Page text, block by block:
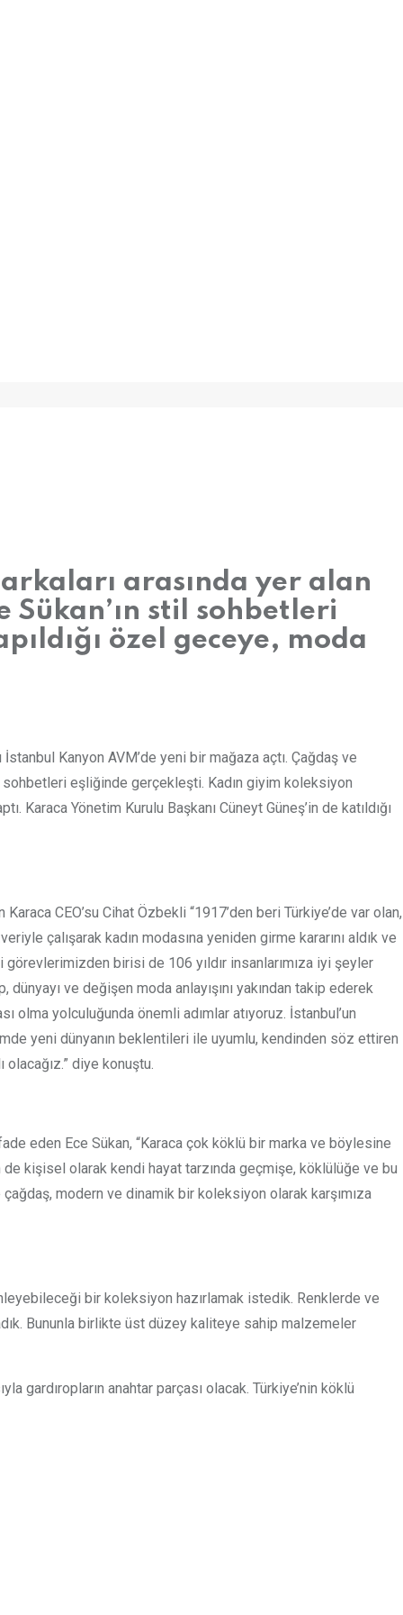
arasında yer alan
Sükan’ın stil sohbetleri
özel geceye, moda
Kanyon AVM’de yeni bir mağaza açtı. Çağdaş ve
sohbetleri eşliğinde gerçekleşti. Kadın giyim koleksiyon
Karaca Yönetim Kurulu Başkanı Cüneyt Güneş’in de katıldığı
CEO’su Cihat Özbekli “1917’den beri Türkiye’de var olan,
çalışarak kadın modasına yeniden girme kararını aldık ve
görevlerimizden birisi de 106 yıldır insanlarımıza iyi şeyler
ve değişen moda anlayışını yakından takip ederek
olma yolculuğunda önemli adımlar atıyoruz. İstanbul’un
yeni dünyanın beklentileri ile uyumlu, kendinden söz ettiren
diye konuştu.
eden Ece Sükan, “Karaca çok köklü bir marka ve böylesine
kişisel olarak kendi hayat tarzında geçmişe, köklülüğe ve bu
modern ve dinamik bir koleksiyon olarak karşımıza
bir koleksiyon hazırlamak istedik. Renklerde ve
Bununla birlikte üst düzey kaliteye sahip malzemeler
gardıropların anahtar parçası olacak. Türkiye’nin köklü